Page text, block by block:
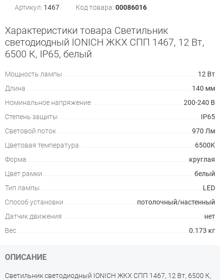
Артикул: 1467 Код товара: 00086016
Характеристики товара Светильник
светодиодный IONICH ЖКХ СПП 1467, 12 Вт,
6500 К, IP65, белый
Мощность лампы
12 Вт
Длина
140 мм
Номинальное напряжение
200-240 В
Степень защиты
IP65
Световой поток
970 Лм
Цветовая температура
6500K
Форма
круглая
Цвет рамки
белый
Тип лампы
LED
Способ установки
потолочный/настенный
Датчик движения
нет
Вес
0.173 кг
ОПИСАНИЕ
Светильник светодиодный IONICH ЖКХ СПП 1467, 12 Вт, 6500 К,